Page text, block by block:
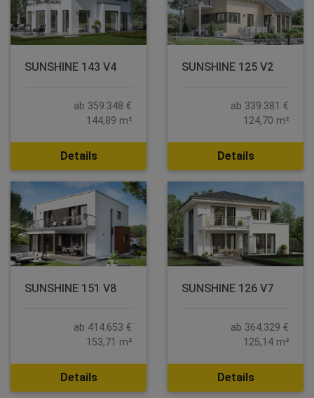
SUNSHINE 143 V4
ab 359.348 €
144,89 m²
Details
SUNSHINE 125 V2
ab 339.381 €
124,70 m²
Details
SUNSHINE 151 V8
ab 414.653 €
153,71 m²
Details
SUNSHINE 126 V7
ab 364.329 €
125,14 m²
Details